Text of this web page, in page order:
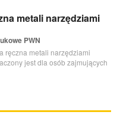
metali narzędziami
PWN
ręczna metali narzędziami
jest dla osób zajmujących